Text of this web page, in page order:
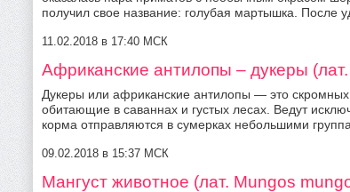
получил свое название: голубая мартышка. После
11.02.2018 в 17:40 МСК
Африканские антилопы – дукеры
Дукеры или африканские антилопы — это
обитающие в саваннах и густых лесах. Ведут
корма отправляются в сумерках небольшими
09.02.2018 в 15:37 МСК
Мангуст животное (лат. Mungos